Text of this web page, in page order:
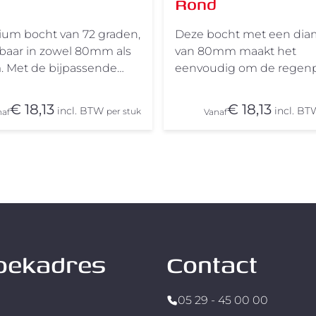
bocht van 72 graden,
in zowel 80mm als
Met de bijpassende
een fluitje van een
soepele installaties en
€ 18,13 incl. BTW per stuk
Deze bocht met een
van 80mm maakt het
eenvoudig om de
Met de bijpassende
regenpijpen is het
graden.
Vanaf€ 18,13 incl.
Contact
05 29 - 45 00 00